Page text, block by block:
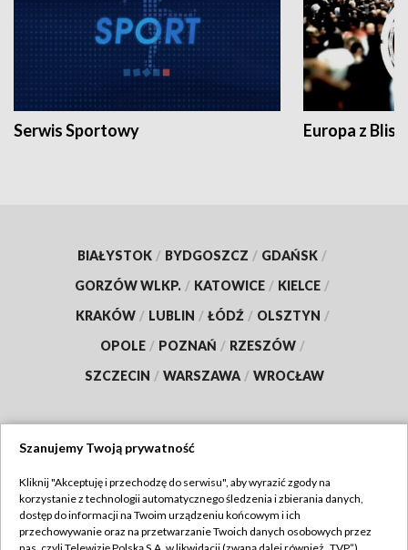
Serwis Sportowy Europa z
BIAŁYSTOK / BYDGOSZCZ / GDAŃSK /
GORZÓW WLKP. / KATOWICE / KIELCE /
KRAKÓW / LUBLIN / ŁÓDŹ / OLSZTYN /
OPOLE / POZNAŃ / RZESZÓW /
SZCZECIN / WARSZAWA / WROCŁAW
TVP
Abonament TVP
Regulamin TVP
Szanujemy Twoją prywatność
Kliknij "Akceptuję i przechodzę do serwisu", aby wyrazić zgody na
korzystanie z technologii automatycznego śledzenia i zbierania danych,
dostęp do informacji na Twoim urządzeniu końcowym i ich
przechowywanie oraz na przetwarzanie Twoich danych osobowych przez